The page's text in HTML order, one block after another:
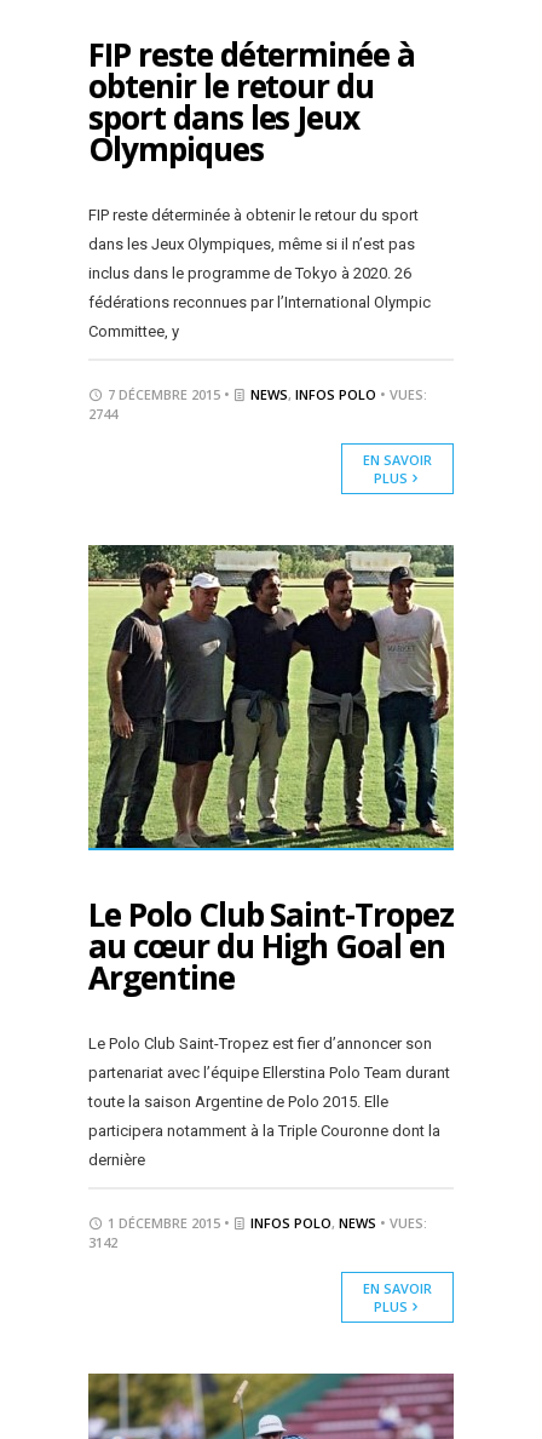
FIP reste déterminée à
obtenir le retour du
sport dans les Jeux
Olympiques
FIP reste déterminée à obtenir le retour du sport
dans les Jeux Olympiques, même si il n’est pas
inclus dans le programme de Tokyo à 2020. 26
fédérations reconnues par l’International Olympic
Committee, y
7 DÉCEMBRE 2015 • NEWS, INFOS POLO • VUES:
2744
EN SAVOIR
PLUS
Le Polo Club Saint-Tropez
au cœur du High Goal en
Argentine
Le Polo Club Saint-Tropez est fier d’annoncer son
partenariat avec l’équipe Ellerstina Polo Team durant
toute la saison Argentine de Polo 2015. Elle
participera notamment à la Triple Couronne dont la
dernière
1 DÉCEMBRE 2015 • INFOS POLO, NEWS • VUES:
3142
EN SAVOIR
PLUS